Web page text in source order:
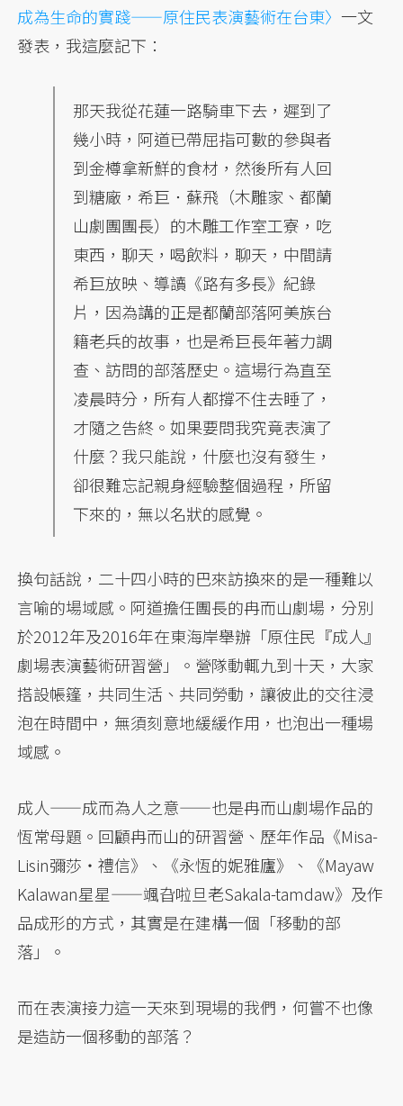
成為生命的實踐——原住民表演藝術在台東〉一文
發表，我這麼記下：
那天我從花蓮一路騎車下去，遲到了
幾小時，阿道已帶屈指可數的參與者
到金樽拿新鮮的食材，然後所有人回
到糖廠，希巨．蘇飛（木雕家、都蘭
山劇團團長）的木雕工作室工寮，吃
東西，聊天，喝飲料，聊天，中間請
希巨放映、導讀《路有多長》紀錄
片，因為講的正是都蘭部落阿美族台
籍老兵的故事，也是希巨長年著力調
查、訪問的部落歷史。這場行為直至
凌晨時分，所有人都撐不住去睡了，
才隨之告終。如果要問我究竟表演了
什麼？我只能說，什麼也沒有發生，
卻很難忘記親身經驗整個過程，所留
下來的，無以名狀的感覺。
換句話說，二十四小時的巴來訪換來的是一種難以
言喻的場域感。阿道擔任團長的冉而山劇場，分別
於2012年及2016年在東海岸舉辦「原住民『成人』
劇場表演藝術研習營」。營隊動輒九到十天，大家
搭設帳篷，共同生活、共同勞動，讓彼此的交往浸
泡在時間中，無須刻意地緩緩作用，也泡出一種場
域感。
成人——成而為人之意——也是冉而山劇場作品的
恆常母題。回顧冉而山的研習營、歷年作品《Misa-
Lisin彌莎‧禮信》、《永恆的妮雅廬》、《Mayaw
Kalawan星星——颯旮啦旦老Sakala-tamdaw》及作
品成形的方式，其實是在建構一個「移動的部
落」。
而在表演接力這一天來到現場的我們，何嘗不也像
是造訪一個移動的部落？